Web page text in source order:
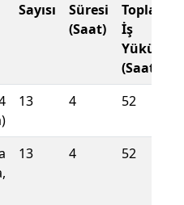
Sayısı
Süresi
(Saat)
Toplam
İş
Yükü
(Saat)
13 4 52
13 4 52